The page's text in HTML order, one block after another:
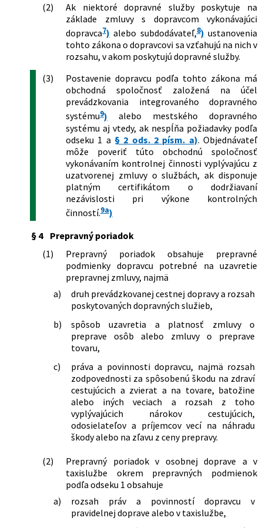
132/2021 Z. z.
Zákon, ktorým sa menia a dopĺňajú
niektoré zákony v pôsobnosti
Ministerstva dopravy a výstavby
Slovenskej republiky v súvislosti s
ochorením COVID-19 v cestnej doprave
214/2021 Z. z.
cestnej dopravy a o zmene a doplnení
niektorých zákonov
222/2021 Z. z.
Zákon, ktorým sa mení a dopĺňa zákon
č. 56/2012 Z. z. o cestnej doprave v
znení neskorších predpisov
397/2021 Z. z.
Zákon, ktorým sa mení a dopĺňa zákon
č. 56/2012 Z. z. o cestnej doprave v
znení neskorších predpisov a ktorým sa
dopĺňa zákon č. 461/2003 Z. z. o
sociálnom poistení v znení neskorších
predpisov
246/2022 Z. z.
Zákon, ktorým sa mení a dopĺňa zákon
zmene a doplnení niektorých zákonov
v znení neskorších predpisov a ktorým
sa menia a dopĺňajú niektoré zákony
332/2023 Z. z.
Zákon o verejnej osobnej doprave a o
zmene a doplnení niektorých zákonov
162/2024 Z. z.
Zákon, ktorým sa mení a dopĺňa zákon
č. 56/2012 Z. z. o cestnej doprave v
znení neskorších predpisov a ktorým sa
mení zákon Národnej rady Slovenskej
republiky č. 145/1995 Z. z. o správnych
predpisov
131/2026 Z. z.
Zákon, ktorým sa mení a dopĺňa zákon
č. 8/2009 Z. z. o cestnej premávke a o
zmene a doplnení niektorých zákonov
v znení neskorších predpisov a ktorým
sa menia a dopĺňajú niektoré zákony
(2)
Ak niektoré dopravné služby poskytuje na
základe zmluvy s dopravcom vykonávajúci
dopravca7) alebo subdodávateľ,8) ustanovenia
tohto zákona o dopravcovi sa vzťahujú na nich v
rozsahu, v akom poskytujú dopravné služby.
(3)
Postavenie dopravcu podľa tohto zákona má
obchodná spoločnosť založená na účel
prevádzkovania integrovaného dopravného
systému9) alebo mestského dopravného
systému aj vtedy, ak nespĺňa požiadavky podľa
odseku 1 a § 2 ods. 2 písm. a). Objednávateľ
môže poveriť túto obchodnú spoločnosť
vykonávaním kontrolnej činnosti vyplývajúcu z
uzatvorenej zmluvy o službách, ak disponuje
platným certifikátom o dodržiavaní
nezávislosti pri výkone kontrolných
činností.9a)
§ 4
Prepravný poriadok
(1)
Prepravný poriadok obsahuje prepravné
podmienky dopravcu potrebné na uzavretie
prepravnej zmluvy, najmä
a)
druh prevádzkovanej cestnej dopravy a rozsah
poskytovaných dopravných služieb,
b)
spôsob uzavretia a platnosť zmluvy o
preprave osôb alebo zmluvy o preprave
tovaru,
c)
práva a povinnosti dopravcu, najmä rozsah
zodpovednosti za spôsobenú škodu na zdraví
cestujúcich a zvierat a na tovare, batožine
alebo iných veciach a rozsah z toho
vyplývajúcich nárokov cestujúcich,
odosielateľov a príjemcov vecí na náhradu
škody alebo na zľavu z ceny prepravy.
(2)
Prepravný poriadok v osobnej doprave a v
taxislužbe okrem prepravných podmienok
podľa odseku 1 obsahuje
a)
rozsah práv a povinností dopravcu v
pravidelnej doprave alebo v taxislužbe,